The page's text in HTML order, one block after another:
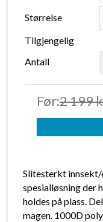
Størrelse
Tilgjengelig
Antall
Før:2 199
Slitesterkt
spesialløsning der
holdes på plass.
magen. 1000D